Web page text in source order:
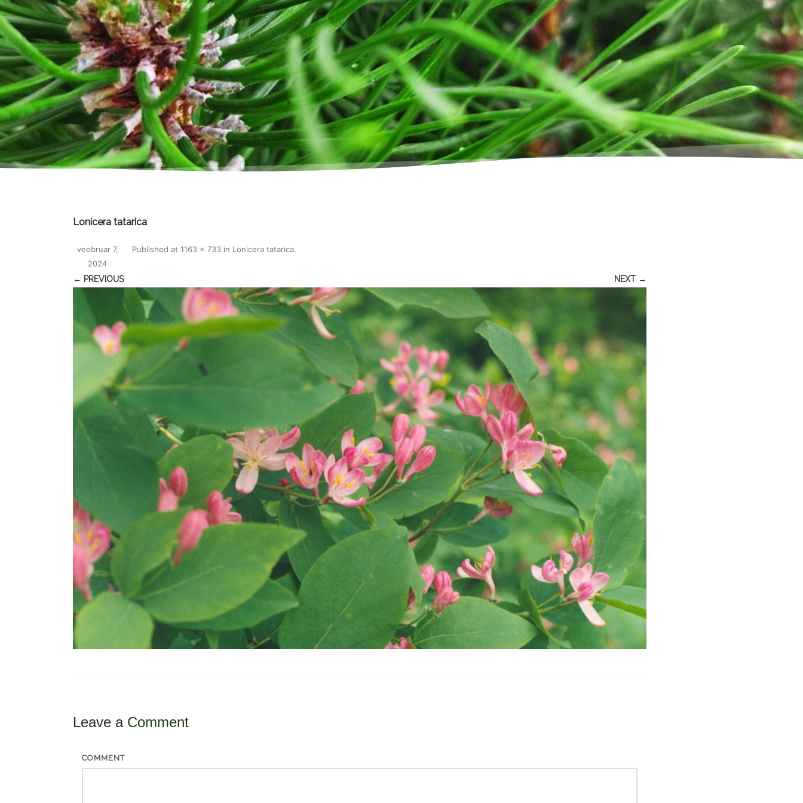
Lonicera tatarica
Published
veebruar 7,
2024
at 1163 × 733 in Lonicera tatarica.
← PREVIOUS NEXT →
Leave a Comment
COMMENT